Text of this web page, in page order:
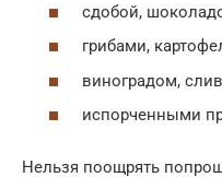
сдобой,
грибами,
виноградом,
испорченными
Нельзя поощрять